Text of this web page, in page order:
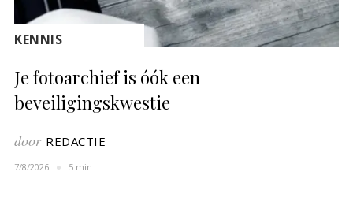
KENNIS
Je fotoarchief is óók een
beveiligingskwestie
door REDACTIE
7/8/2026 5 min